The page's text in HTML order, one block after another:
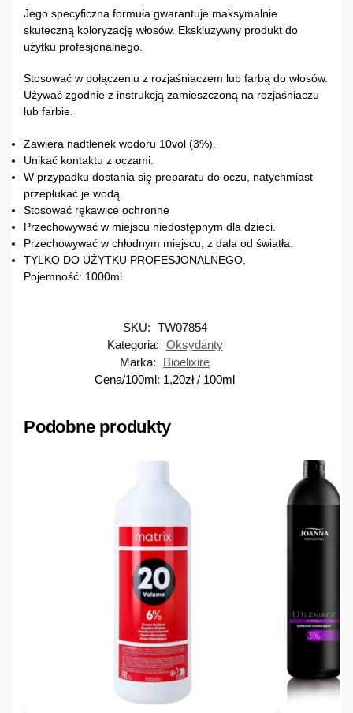
Jego specyficzna formuła gwarantuje maksymalnie
skuteczną koloryzację włosów. Ekskluzywny produkt do
użytku profesjonalnego.
Stosować w połączeniu z rozjaśniaczem lub farbą do włosów.
Używać zgodnie z instrukcją zamieszczoną na rozjaśniaczu
lub farbie.
Zawiera nadtlenek wodoru 10vol (3%).
Unikać kontaktu z oczami.
W przypadku dostania się preparatu do oczu, natychmiast
przepłukać je wodą.
Stosować rękawice ochronne
Przechowywać w miejscu niedostępnym dla dzieci.
Przechowywać w chłodnym miejscu, z dala od światła.
TYLKO DO UŻYTKU PROFESJONALNEGO.
Pojemność: 1000ml
SKU: TW07854
Kategoria: Oksydanty
Marka:
Bioelixire
Cena/100ml: 1,20zł/ 100ml
Podobne produkty